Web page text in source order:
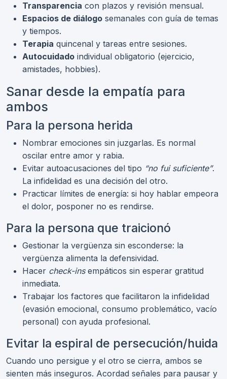
Transparencia con plazos y revisión mensual.
Espacios de diálogo semanales con guía de temas
y tiempos.
Terapia quincenal y tareas entre sesiones.
Autocuidado individual obligatorio (ejercicio,
amistades, hobbies).
Sanar desde la empatía para
ambos
Para la persona herida
Nombrar emociones sin juzgarlas. Es normal
oscilar entre amor y rabia.
Evitar autoacusaciones del tipo “no fui suficiente”.
La infidelidad es una decisión del otro.
Practicar límites de energía: si hoy hablar empeora
el dolor, posponer no es rendirse.
Para la persona que traicionó
Gestionar la vergüenza sin esconderse: la
vergüenza alimenta la defensividad.
Hacer check-insempáticos sin esperar gratitud
inmediata.
Trabajar los factores que facilitaron la infidelidad
(evasión emocional, consumo problemático, vacío
personal) con ayuda profesional.
Evitar la espiral de persecución/huida
Cuando uno persigue y el otro se cierra, ambos se
sienten más inseguros. Acordad señales para pausar y